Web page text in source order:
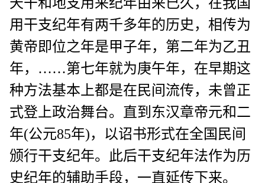
用干支纪年有两千多年的历史，相传为
黄帝即位之年是甲子年，第二年为乙丑
年，……第七年就为庚午年，在早期这
种方法基本上都是在民间流传，未曾正
式登上政治舞台。直到东汉章帝元和二
年(公元85年)，以诏书形式在全国民间
颁行干支纪年。此后干支纪年法作为历
史纪年的辅助手段，一直延传下来。